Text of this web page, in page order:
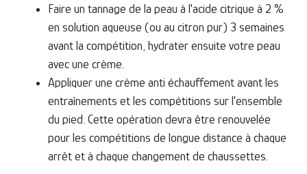
Faire un tannage de la peau à l'acide citrique à 2 %
en solution aqueuse (ou au citron pur) 3 semaines
avant la compétition, hydrater ensuite votre peau
avec une crème.
Appliquer une crème anti échauffement avant les
entraînements et les compétitions sur l'ensemble
du pied. Cette opération devra être renouvelée
pour les compétitions de longue distance à chaque
arrêt et à chaque changement de chaussettes.